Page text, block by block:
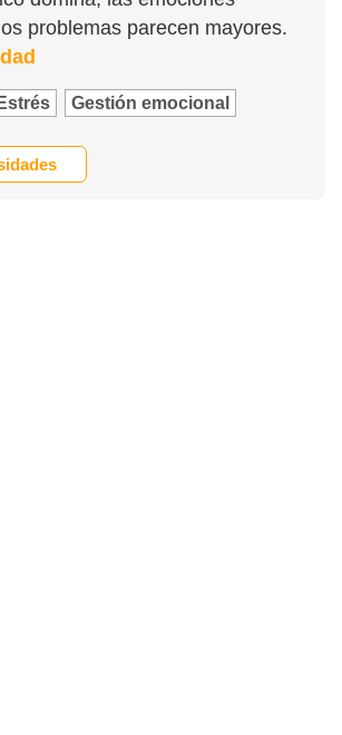
problemas parecen mayores.
Estrés Gestión emocional